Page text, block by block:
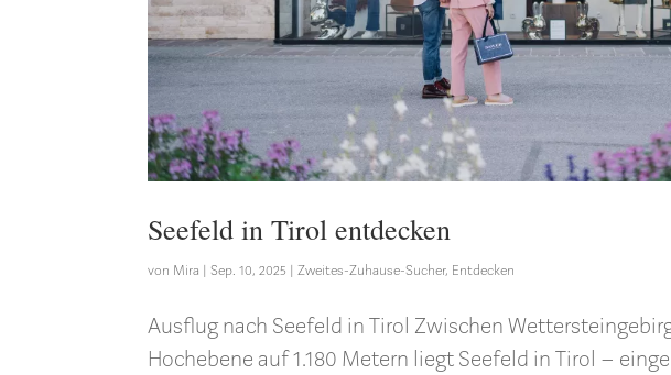
Seefeld in Tirol entdecken
von Mira |Sep. 10, 2025 |Zweites-Zuhause-Sucher, Entdecken
Ausflug nach Seefeld in Tirol Zwischen
Hochebene auf 1.180 Metern liegt Seefeld in Tirol –